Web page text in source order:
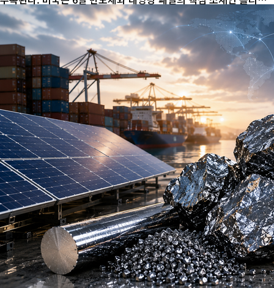
리콘 관련 수입품에 최저수입가격을 설정하고 15%의 관세를 부과
하는 조치를 발표했다. 시행은 오는 12월 4일부터다. 태양광 공급망
의 특정 국가 의존도를 낮추고 자국 산업 기반을 보호한다는 것이 핵
심 취지다. 그러나 중국 기업에 미치는 직접적인 영향은 제한적일 가
능성이 있다. 미국은 2022년 위구르 강제노동방지법(UFLPA) 시행
이후 중국산 폴리실리콘의 유입을 강하게 제한해 왔다. 이에 따라 새
로운 무역 장벽의 부담이 중국보다 미국 시장에 소재를 공급하...